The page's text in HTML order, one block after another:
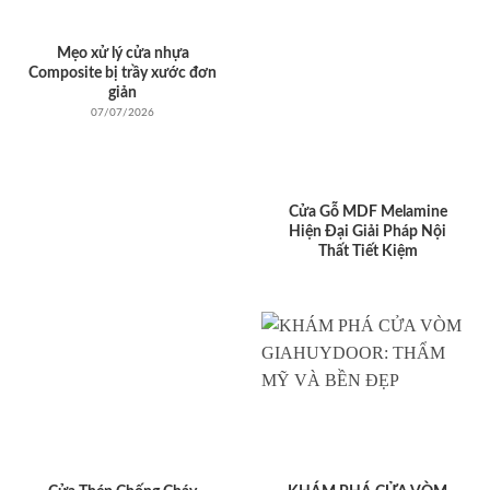
Mẹo xử lý cửa nhựa
Composite bị trầy xước đơn
giản
07/07/2026
Cửa Gỗ MDF Melamine
Hiện Đại Giải Pháp Nội
Thất Tiết Kiệm